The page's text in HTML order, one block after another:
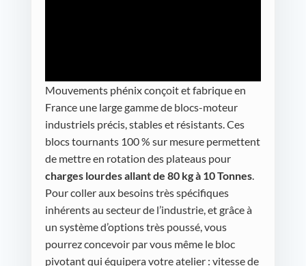
Mouvements phénix conçoit et fabrique en
France une large gamme de blocs-moteur
industriels précis, stables et résistants. Ces
blocs tournants 100 % sur mesure permettent
de mettre en rotation des plateaus pour
charges lourdes allant de 80 kg à 10 Tonnes.
Pour coller aux besoins très spécifiques
inhérents au secteur de l’industrie, et grâce à
un système d’options très poussé, vous
pourrez concevoir par vous même le bloc
pivotant qui équipera votre atelier : vitesse de